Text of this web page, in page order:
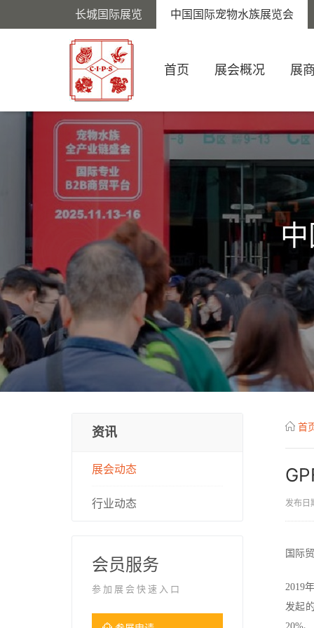
长城国际展览 中国国际宠物水族展览会
首页 展会概况 展
首
发布日
国际
2019
发起
资讯
展会动态
行业动态
会员服务
参加展会快速入口